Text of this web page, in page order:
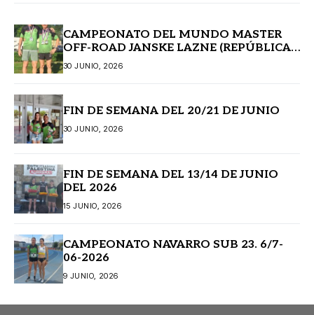
CAMPEONATO DEL MUNDO MASTER
OFF-ROAD JANSKE LAZNE (REPÚBLICA
CHECA)
30 JUNIO, 2026
FIN DE SEMANA DEL 20/21 DE JUNIO
30 JUNIO, 2026
FIN DE SEMANA DEL 13/14 DE JUNIO
DEL 2026
15 JUNIO, 2026
CAMPEONATO NAVARRO SUB 23. 6/7-
06-2026
9 JUNIO, 2026